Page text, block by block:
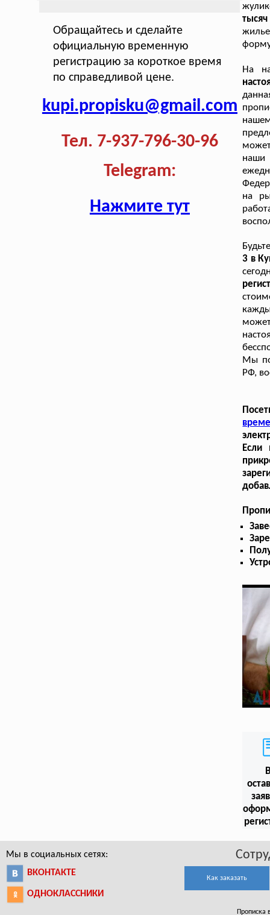
Обращайтесь и сделайте
официальную временную
регистрацию за короткое время
по справедливой цене.
kupi.propisku@gmail.com
Тел. 7-937-796-30-96
Telegram:
Нажмите тут
На
наши
на
3 в
Мы
РФ,
Если
Мы в социальных сетях:
ВКОНТАКТЕ
ОДНОКЛАССНИКИ
Как заказать
Прописка